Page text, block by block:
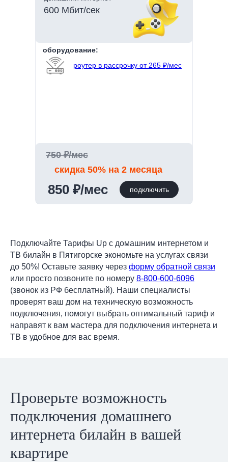
600 Мбит/сек
850 ₽/мес
750 ₽/мес
скидка 50% на 2 месяца
роутер в рассрочку от 265 ₽/мес
оборудование:
подключить
Подключайте Тарифы Up с домашним интернетом и
ТВ билайн в Пятигорске экономьте на услугах связи
до 50%! Оставьте заявку через форму обратной связи
или просто позвоните по номеру 8-800-600-6096
(звонок из РФ бесплатный). Наши специалисты
проверят ваш дом на техническую возможность
подключения, помогут выбрать оптимальный тариф и
направят к вам мастера для подключения интернета и
ТВ в удобное для вас время.
Проверьте возможность
подключения домашнего
интернета билайн в вашей
квартире